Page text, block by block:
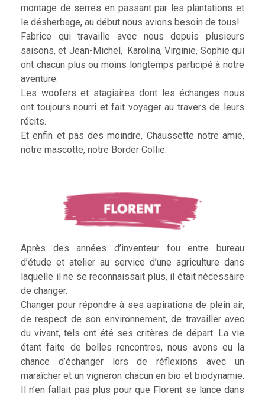
montage de serres en passant par les plantations et
le désherbage, au début nous avions besoin de tous!
Fabrice qui travaille avec nous depuis plusieurs
saisons, et Jean-Michel, Karolina, Virginie, Sophie qui
ont chacun plus ou moins longtemps participé à notre
aventure.
Les woofers et stagiaires dont les échanges nous
ont toujours nourri et fait voyager au travers de leurs
récits.
Et enfin et pas des moindre, Chaussette notre amie,
notre mascotte, notre Border Collie.
Après des années d’inventeur fou entre bureau
d’étude et atelier au service d’une agriculture dans
laquelle il ne se reconnaissait plus, il était nécessaire
de changer.
Changer pour répondre à ses aspirations de plein air,
de respect de son environnement, de travailler avec
du vivant, tels ont été ses critères de départ. La vie
étant faite de belles rencontres, nous avons eu la
chance d’échanger lors de réflexions avec un
maraîcher et un vigneron chacun en bio et biodynamie.
Il n’en fallait pas plus pour que Florent se lance dans